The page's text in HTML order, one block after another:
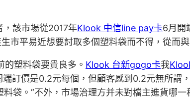
，該市場從2017年Klook 中信line pay卡6月開
市平易近想要討取多個塑料袋而不得，從而
塑料袋要貴良多。 Klook 台新gogo卡我
端訂價是0.2元每個，但顧客感到0.2元無所
袋。”不外，市場治理方并未對檔主進貨哪